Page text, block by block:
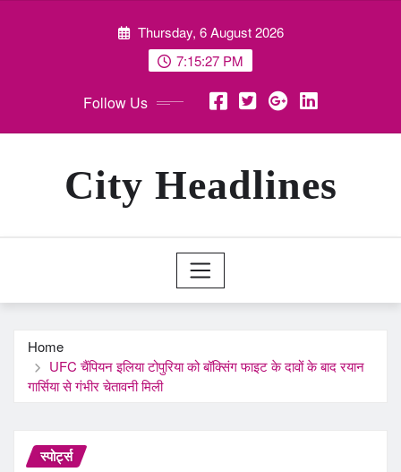
Thursday, 6 August 2026
7:15:29 PM
Follow Us
City Headlines
Home
UFC चैंपियन इलिया टोपुरिया को बॉक्सिंग फाइट के दावों के बाद रयान
गार्सिया से गंभीर चेतावनी मिली
स्पोर्ट्स